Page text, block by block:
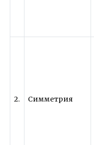
2. Симметрия